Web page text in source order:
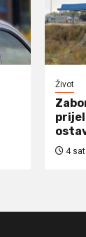
Život
4